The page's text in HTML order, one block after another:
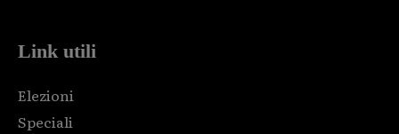
Link utili
Elezioni
Speciali